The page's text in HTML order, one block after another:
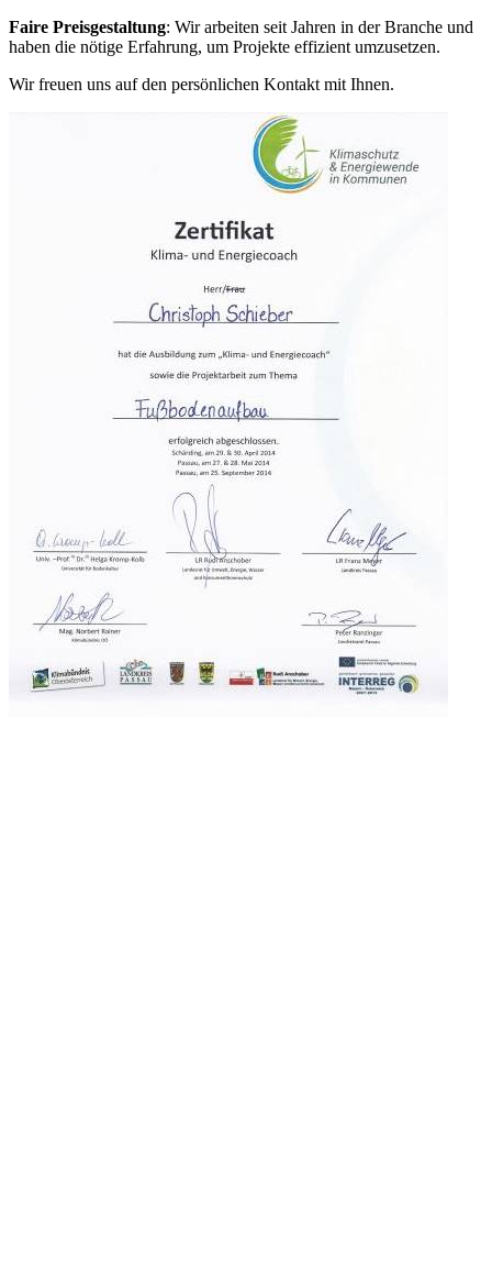
Faire Preisgestaltung: Wir arbeiten seit Jahren in der Branche und
haben die nötige Erfahrung, um Projekte effizient umzusetzen.
Wir freuen uns auf den persönlichen Kontakt mit Ihnen.